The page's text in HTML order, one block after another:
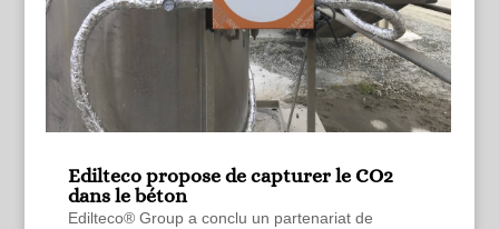
Edilteco propose de capturer le CO2
dans le béton
Edilteco® Group a conclu un partenariat de